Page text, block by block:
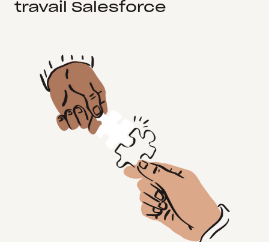
travail Salesforce